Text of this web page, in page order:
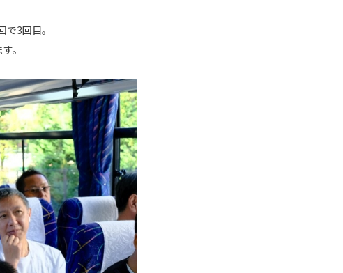
3回目。
。